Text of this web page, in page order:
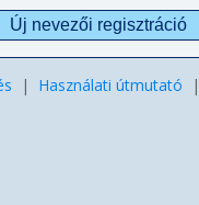
| Használati útmutató |